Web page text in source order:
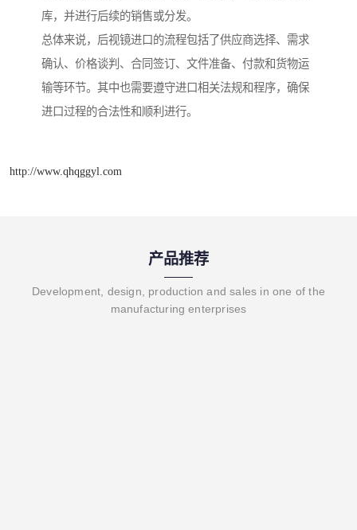
库，并进行后续的销售或分发。
总体来说，后视镜进口的流程包括了供应商选择、需求
确认、价格谈判、合同签订、文件准备、付款和货物运
输等环节。其中也需要遵守进口相关法规和程序，确保
进口过程的合法性和顺利进行。
http://www.qhqggyl.com
产品推荐
Development, design, production and sales in one of the
manufacturing enterprises